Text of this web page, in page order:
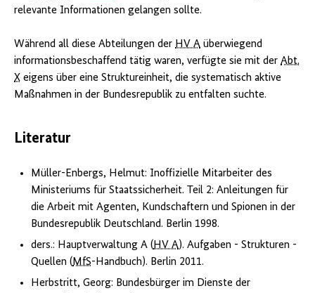
relevante Informationen gelangen sollte.
Während all diese Abteilungen der HV A überwiegend
informationsbeschaffend tätig waren, verfügte sie mit der Abt.
X eigens über eine Struktureinheit, die systematisch aktive
Maßnahmen in der Bundesrepublik zu entfalten suchte.
Literatur
Müller-Enbergs, Helmut: Inoffizielle Mitarbeiter des
Ministeriums für Staatssicherheit. Teil 2: Anleitungen für
die Arbeit mit Agenten, Kundschaftern und Spionen in der
Bundesrepublik Deutschland. Berlin 1998.
ders.: Hauptverwaltung A ( HV A). Aufgaben - Strukturen -
Quellen ( MfS-Handbuch). Berlin 2011.
Herbstritt, Georg: Bundesbürger im Dienste der